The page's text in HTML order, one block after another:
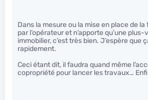
Dans la mesure ou la mise en place de
par l’opérateur et n’apporte qu’une
immobilier, c’est très bien. J’espère que
rapidement.
Ceci étant dit, il faudra quand même
copropriété pour lancer les travaux…